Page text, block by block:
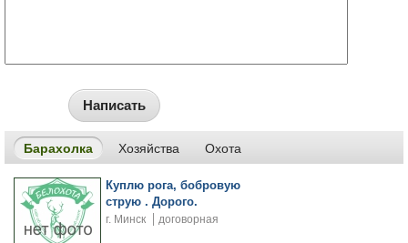
Написать
Барахолка Хозяйства Охота
Куплю рога, бобровую
струю . Дорого.
г. Минск договорная